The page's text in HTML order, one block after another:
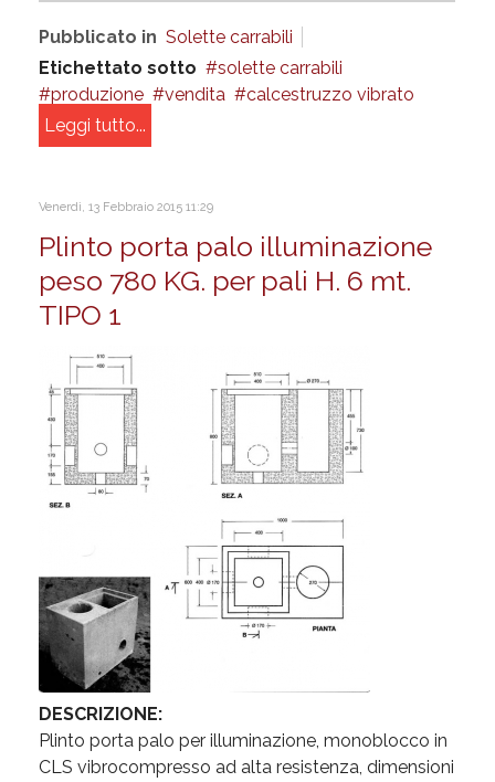
Pubblicato in Solette carrabili
Etichettato sotto
solette carrabili
produzione
vendita
calcestruzzo vibrato
Leggi tutto...
Venerdì, 13 Febbraio 2015 11:29
Plinto porta palo illuminazione
peso 780 KG. per pali H. 6 mt.
TIPO 1
DESCRIZIONE:
Plinto porta palo per illuminazione, monoblocco in
CLS vibrocompresso ad alta resistenza, dimensioni